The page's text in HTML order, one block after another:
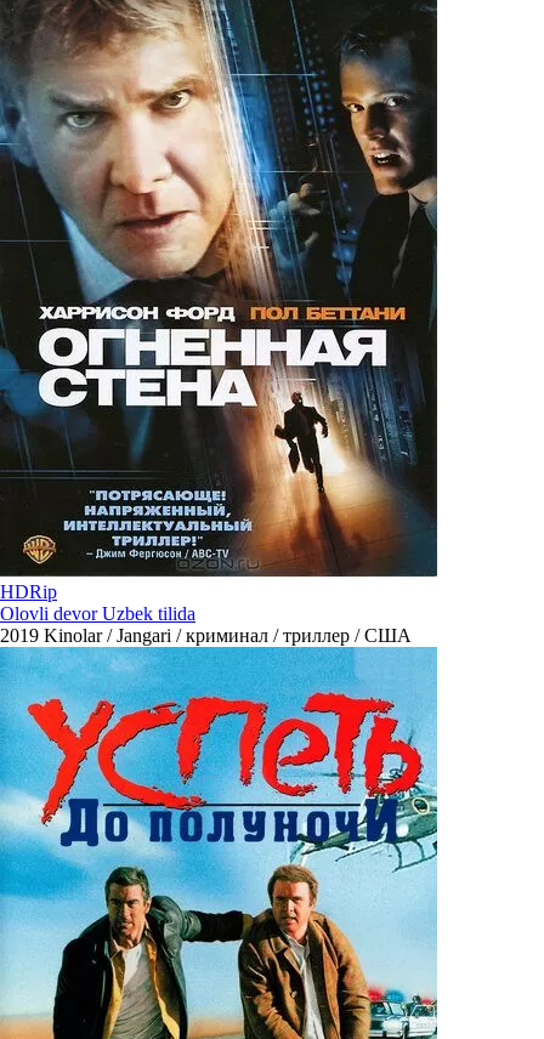
HDRip
Olovli devor Uzbek tilida
2019 Kinolar / Jangari / криминал / триллер / США